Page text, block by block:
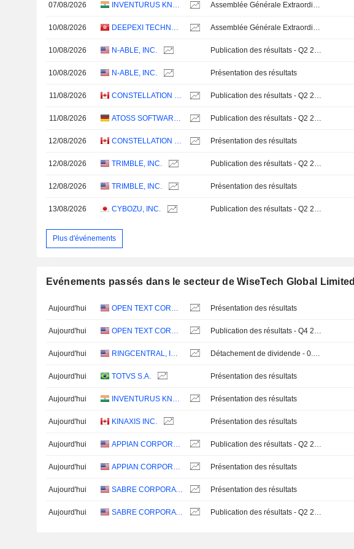
07/08/2026 INVENTURUS KNOWLEDGE SOLUTIONS LIMITED Assemblée Générale Extraordinaire
10/08/2026 DEEPEXI TECHNOLOGY CO., LTD. Assemblée Générale Extraordinaire
10/08/2026 N-ABLE, INC. Publication des résultats - Q2 2026
10/08/2026 N-ABLE, INC. Présentation des résultats
11/08/2026 CONSTELLATION SOFTWARE INC. Publication des résultats - Q2 2026
11/08/2026 ATOSS SOFTWARE SE Publication des résultats - Q2 2026
12/08/2026 CONSTELLATION SOFTWARE INC. Présentation des résultats
12/08/2026 TRIMBLE, INC. Publication des résultats - Q2 2026
12/08/2026 TRIMBLE, INC. Présentation des résultats
13/08/2026 CYBOZU, INC. Publication des résultats - Q2 2026
Plus d'événements
Evénements passés dans le secteur de WiseTech Global Limited
Aujourd'hui Présentation des résultats
Aujourd'hui
Aujourd'hui
Aujourd'hui TOTVS S.A. Présentation des résultats
Aujourd'hui Présentation des résultats
Aujourd'hui KINAXIS INC. Présentation des résultats
Aujourd'hui
Aujourd'hui Présentation des résultats
Aujourd'hui SABRE CORPORATION Présentation des résultats
Aujourd'hui SABRE CORPORATION